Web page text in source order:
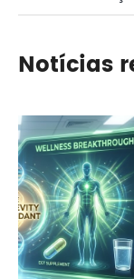
Notícias